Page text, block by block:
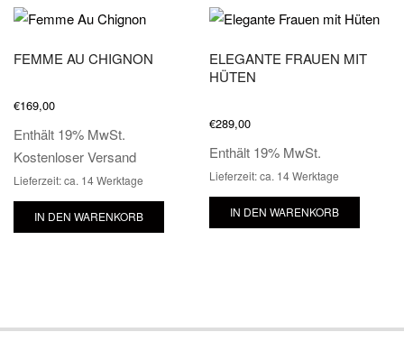
FEMME AU CHIGNON
€169,00
Enthält 19% MwSt.
Kostenloser Versand
Lieferzeit: ca. 14 Werktage
IN DEN WARENKORB
ELEGANTE FRAUEN MIT
HÜTEN
€289,00
Enthält 19% MwSt.
Lieferzeit: ca. 14 Werktage
IN DEN WARENKORB